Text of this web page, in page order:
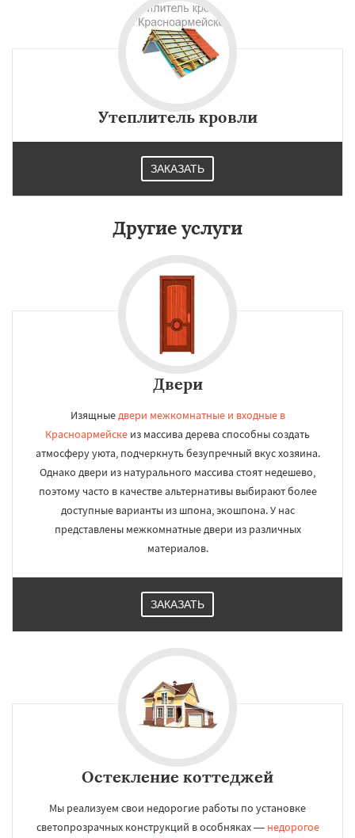
Утеплитель кровли
ЗАКАЗАТЬ
Другие услуги
Двери
Изящныедвери межкомнатные и входные в
Красноармейске из массива дерева способны создать
атмосферу уюта, подчеркнуть безупречный вкус хозяина.
Однако двери из натурального массива стоят недешево,
поэтому часто в качестве альтернативы выбирают более
доступные варианты из шпона, экошпона. У нас
представлены межкомнатные двери из различных
материалов.
ЗАКАЗАТЬ
Остекление коттеджей
Мы реализуем свои недорогие работы по установке
светопрозрачных конструкций в особняках — недорогое